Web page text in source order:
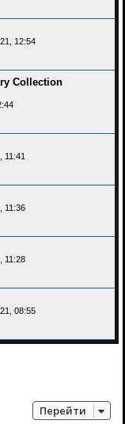
12:54
Collection
11:41
11:36
11:28
08:55
Перейти